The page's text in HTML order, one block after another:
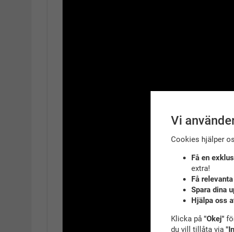
Vi
Cookies hjälper
Få en
extra!
Få
Spara dina
Hjälpa oss
Klicka på "Okej"
du vill tillåta via